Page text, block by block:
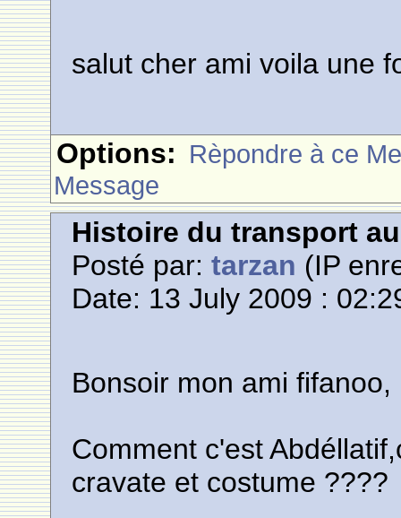
salut cher ami voila une
Options: Rèpondre à ce
Message
Histoire du transport
Posté par:tarzan (IP
Date: 13 July 2009 :
Bonsoir mon ami fifanoo,
Comment c'est
cravate et costume ????